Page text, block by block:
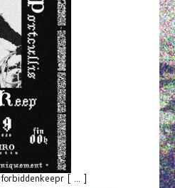
[ ... ]